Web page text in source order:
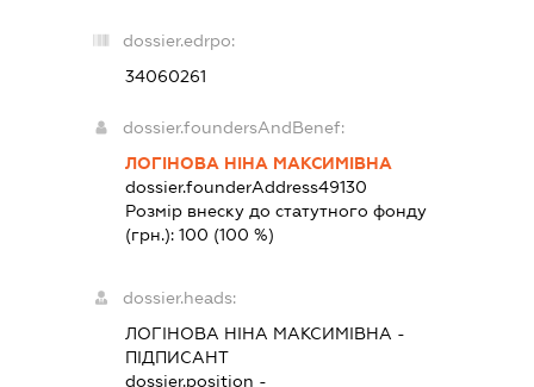
dossier.edrpo:
34060261
dossier.foundersAndBenef:
ЛОГІНОВА НІНА МАКСИМІВНА
dossier.founderAddress49130
Розмір внеску до статутного фонду
(грн.): 100 (100 %)
dossier.heads:
ЛОГІНОВА НІНА МАКСИМІВНА -
ПІДПИСАНТ
dossier.position -